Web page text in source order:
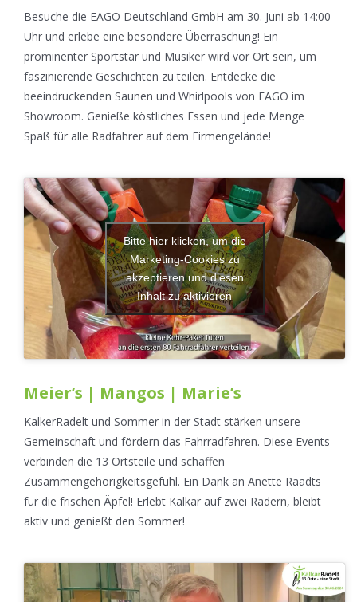
Besuche die EAGO Deutschland GmbH am 30. Juni ab 14:00
Uhr und erlebe eine besondere Überraschung! Ein
prominenter Sportstar und Musiker wird vor Ort sein, um
faszinierende Geschichten zu teilen. Entdecke die
beeindruckenden Saunen und Whirlpools von EAGO im
Showroom. Genieße köstliches Essen und jede Menge
Spaß für alle Radfahrer auf dem Firmengelände!
Bitte hier klicken, um die
Marketing-Cookies zu
akzeptieren und diesen
Inhalt zu aktivieren
Meier’s | Mangos | Marie’s
KalkerRadelt und Sommer in der Stadt stärken unsere
Gemeinschaft und fördern das Fahrradfahren. Diese Events
verbinden die 13 Ortsteile und schaffen
Zusammengehörigkeitsgefühl. Ein Dank an Anette Raadts
für die frischen Äpfel! Erlebt Kalkar auf zwei Rädern, bleibt
aktiv und genießt den Sommer!